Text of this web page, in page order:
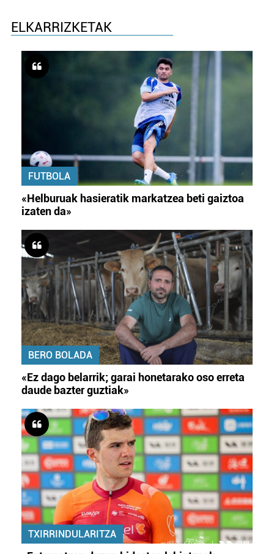
ELKARRIZKETAK
FUTBOLA
«Helburuak hasieratik markatzea beti gaiztoa
izaten da»
BERO BOLADA
«Ez dago belarrik; garai honetarako oso erreta
daude bazter guztiak»
TXIRRINDULARITZA